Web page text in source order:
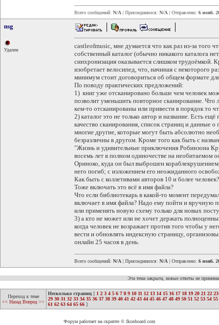
Всего сообщений: N/A | Присоединился: N/A | Отправлено: 6 нояб.
nsg
Удален
castleofmusic, мне думается что как раз из-за того
собственный каталог (обычно никакого каталога
синхронизация оказывается слишком трудоёмкой.
изобретает велосипед, что, начиная с некоторого
минимум стоит договориться об общем формате
По поводу практических предложений:
1) книг уже отсканировано больше чем человек
позволит уменьшить повторное сканирование.
кем-то отсканированы или привести в порядок то
2) каталог это не только автор и название. Есть
качество сканирования, список страниц и данные
многие другие, которые могут быть абсолютно
безразличны в другом. Кроме того как быть с
"Жизнь и удивительные приключения Робинзона
восемь лет в полном одиночестве на необитаемом
Ориноко, куда он был выброшен
него погиб; с изложением его неожиданного
Как быть с коллетивами авторов 10 и более человек?
Тоже включать это всё в имя файла?
Что если библиотекарь в какой-то момент
включает в имя файла? Надо ему пойти и вручную
или применять новую схему только для новых
3) а кто не может или не хочет держать
когда человек не возражает против того чтобы у
вести и обновлять индексную страницу,
онлайн 25 часов в день.
Всего сообщений: N/A | Присоединился: N/A | Отправлено: 6 нояб.
Эта тема закрыта, новые ответы не
Переход к теме
<< Назад Вперед >>
Несколько страниц [ 1 2 3 4 5 6 7 8 9 10 11 12 13 14 15 16 17 18 19 20 21 22 23
29 30 31 32 33 34 35 36 37 38 39 40 41 42 43 44 45 46 47 48 49 50 51 52 53 54 55
61 62 63 64 65 66 ]
Форум работает на скрипте © Ikonboard.com